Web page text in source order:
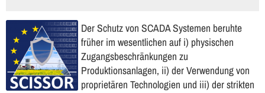
Der Schutz von SCADA Systemen beruhte
früher im wesentlichen auf i) physischen
Zugangsbeschränkungen zu
Produktionsanlagen, ii) der Verwendung von
proprietären Technologien und iii) der strikten